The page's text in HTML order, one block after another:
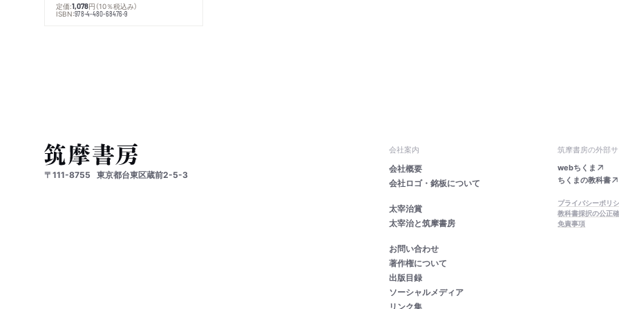
定価:1,078円 （10％税込み）
ISBN:978-4-480-68476-9
〒111-8755 東京都台東区蔵前2-5-3
会社案内
会社概要
会社ロゴ・銘板について
太宰治賞
太宰治と筑摩書房
お問い合わせ
著作権について
出版目録
ソーシャルメディア
リンク集
筑摩書房の外部サ
webちくま
ちくまの教科書
プライバシーポリ
教科書採択の公正
免責事項